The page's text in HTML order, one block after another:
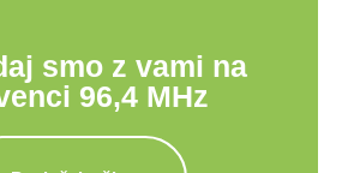
smo z vami na
96,4 MHz